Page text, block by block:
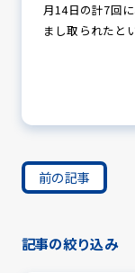
月14日の計7回
まし取られたと
前の記事
記事の絞り込み